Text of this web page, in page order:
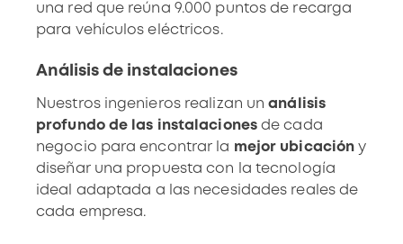
una red que reúna 9.000 puntos de recarga
para vehículos eléctricos.
Análisis de instalaciones
Nuestros ingenieros realizan unanálisis
profundo de las instalacionesde cada
negocio para encontrar la mejor ubicación y
diseñar una propuesta con la tecnología
ideal adaptada a las necesidades reales de
cada empresa.